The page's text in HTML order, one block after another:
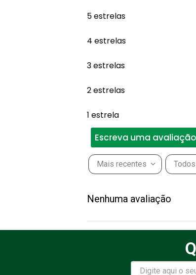
5 estrelas
4 estrelas
3 estrelas
2 estrelas
1 estrela
Escreva uma avaliação
Avalie o produto de 1
Mais recentes Todos
Nenhuma avaliação